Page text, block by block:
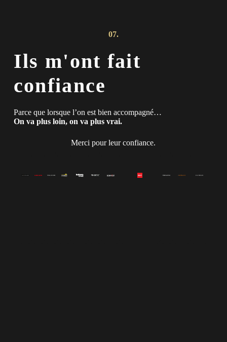
07.
Ils m'ont fait
confiance
Parce que lorsque l’on est bien accompagné…
On va plus loin, on va plus vrai.
Merci pour leur confiance.